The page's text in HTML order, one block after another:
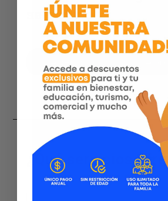
servicio
Agenda por WhatsApp
¿Qué servicios